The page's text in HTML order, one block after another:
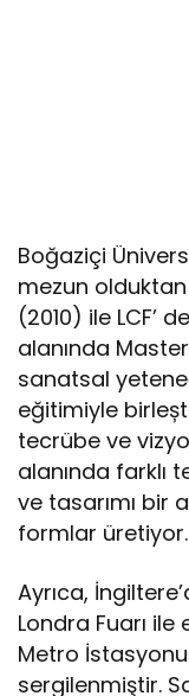
Boğaziçi
mezun
(2010) ile LCF’
alanında
sanatsal
eğitimiyle
tecrübe ve
alanında farklı
ve tasarımı bir
formlar üretiyor.
Ayrıca,
Londra Fuarı
Metro
sergilenmiştir.